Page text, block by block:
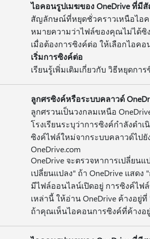
ไอคอนรูปเมฆของ OneDrive ที่
สัญลักษณ์ที่หยุดชั่วคราวเหนือไอค
หมายความว่าไฟล์ของคุณไม่ได้
เมื่อต้องการซิงค์ต่อ ให้เลือกไอค
เริ่มการซิงค์ต่อ
เรียนรู้เพิ่มเติมเกี่ยวกับ วิธีหยุดกา
ลูกศรซิงค์หรือระบบคลาวด์
ลูกศรวนเป็นวงกลมเหนือ
โรงเรียนระบุว่าการซิงค์กําลังดํา
ซิงค์ไฟล์ใหม่จากระบบคลาวด์ไป
OneDrive.com
OneDrive จะตรวจหาการเปลี่ยน
เปลี่ยนแปลง" ถ้า OneDrive แสด
มีไฟล์ออนไลน์เปิดอยู่ การซิงค์ไ
เหล่านี้ ให้อ่าน OneDrive ค้างอยู่
ถ้าคุณเห็นไอคอนการซิงค์ที่ค้างอยู่